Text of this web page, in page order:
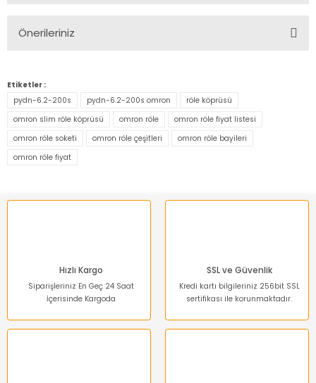
Önerileriniz
konularda yetersiz gördüğünüz noktaları öneri formunu
kullanarak tarafımıza iletebilirsiniz.
Görüş ve önerileriniz için teşekkür ederiz.
Ürün resmi kalitesiz, bozuk veya görüntülenemiyor.
Ürün açıklamasında eksik bilgiler bulunuyor.
Ürün fiyatı diğer sitelerden daha pahalı.
Gönder
Etiketler :
pydn-6.2-200s
pydn-6.2-200s omron
röle köprüsü
omron slim röle köprüsü
omron röle
omron röle fiyat listesi
omron röle soketi
omron röle çeşitleri
omron röle bayileri
omron röle fiyat
Hızlı Kargo
Siparişleriniz En Geç 24 Saat
İçerisinde Kargoda
SSL ve Güvenlik
Kredi kartı bilgileriniz 256bit SSL
sertifikası ile korunmaktadır.